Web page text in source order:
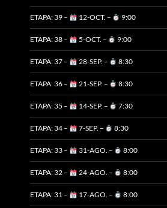
ETAPA: 39 – 12-OCT. – 9:00
ETAPA: 38 – 5-OCT. – 9:00
ETAPA: 37 – 28-SEP. – 8:30
ETAPA: 36 – 21-SEP. – 8:30
ETAPA: 35 – 14-SEP. – 7:30
ETAPA: 34 – 7-SEP. – 8:30
ETAPA: 33 – 31-AGO. – 8:00
ETAPA: 32 – 24-AGO. – 8:00
ETAPA: 31 – 17-AGO. – 8:00